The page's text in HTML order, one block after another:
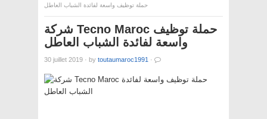
حملة توظيف واسعة لفائدة الشباب العاطل
شركة Tecno Maroc حملة توظيف
واسعة لفائدة الشباب العاطل
30 juillet 2019 · by toutaumaroc1991 ·